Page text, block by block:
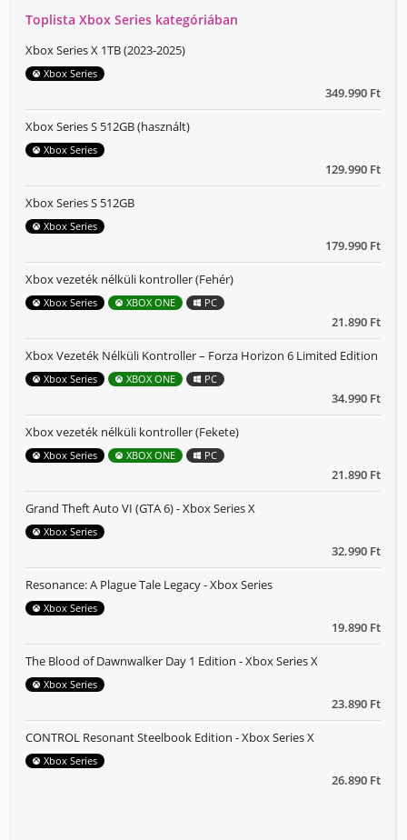
Toplista Xbox Series kategóriában
349.990 Ft
Xbox Series X 1TB (2023-2025)
Xbox Series
129.990 Ft
Xbox Series S 512GB (használt)
Xbox Series
179.990 Ft
Xbox Series S 512GB
Xbox Series
21.890 Ft
Xbox vezeték nélküli kontroller (Fehér)
Xbox Series XBOX ONE PC
34.990 Ft
Xbox Vezeték Nélküli Kontroller – Forza Horizon 6 Limited Edition
Xbox Series XBOX ONE PC
21.890 Ft
Xbox vezeték nélküli kontroller (Fekete)
Xbox Series XBOX ONE PC
32.990 Ft
Grand Theft Auto VI (GTA 6) - Xbox Series X
Xbox Series
19.890 Ft
Resonance: A Plague Tale Legacy - Xbox Series
Xbox Series
23.890 Ft
The Blood of Dawnwalker Day 1 Edition - Xbox Series X
Xbox Series
26.890 Ft
CONTROL Resonant Steelbook Edition - Xbox Series X
Xbox Series